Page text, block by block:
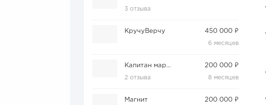
3 отзыва
КручуВерчу 450 000 ₽
6 месяцев
Капитан мармелад
2 отзыва
200 000 ₽
8 месяцев
Магнит 200 000 ₽